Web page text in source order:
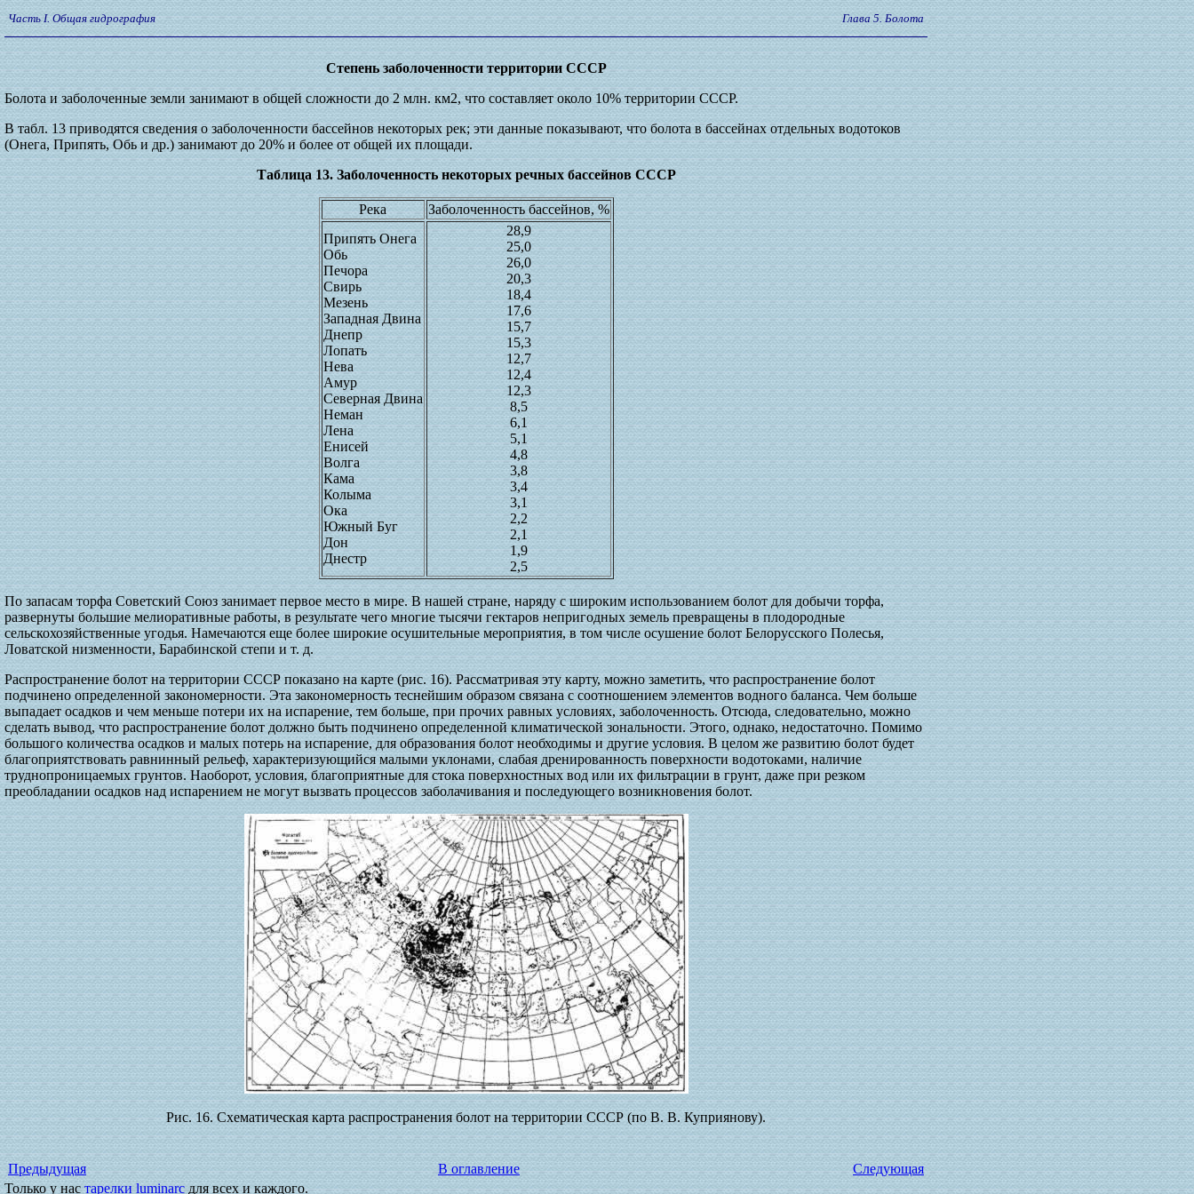
Часть I. Общая гидрография Глава 5. Болота
Степень заболоченности территории СССР
Болота и заболоченные земли занимают в общей сложности до 2 млн. км2, что составляет около 10% территории СССР.
В табл. 13 приводятся сведения о заболоченности бассейнов некоторых рек; эти данные показывают, что болота в бассейнах отдельных водотоков
(Онега, Припять, Обь и др.) занимают до 20% и более от общей их площади.
Таблица 13. Заболоченность некоторых речных бассейнов СССР
Река
Заболоченность бассейнов, %
Припять Онега
Обь
Печора
Свирь
Мезень
Западная Двина
Днепр
Лопать
Нева
Амур
Северная Двина
Неман
Лена
Енисей
Волга
Кама
Колыма
Ока
Южный Буг
Дон
Днестр
28,9
25,0
26,0
20,3
18,4
17,6
15,7
15,3
12,7
12,4
12,3
8,5
6,1
5,1
4,8
3,8
3,4
3,1
2,2
2,1
1,9
2,5
По запасам торфа Советский Союз занимает первое место в мире. В нашей стране, наряду с широким использованием болот для добычи торфа,
развернуты большие мелиоративные работы, в результате чего многие тысячи гектаров непригодных земель превращены в плодородные
сельскохозяйственные угодья. Намечаются еще более широкие осушительные мероприятия, в том числе осушение болот Белорусского Полесья,
Ловатской низменности, Барабинской степи и т. д.
Распространение болот на территории СССР показано на карте (рис. 16). Рассматривая эту карту, можно заметить, что распространение болот
подчинено определенной закономерности. Эта закономерность теснейшим образом связана с соотношением элементов водного баланса. Чем больше
выпадает осадков и чем меньше потери их на испарение, тем больше, при прочих равных условиях, заболоченность. Отсюда, следовательно, можно
сделать вывод, что распространение болот должно быть подчинено определенной климатической зональности. Этого, однако, недостаточно. Помимо
большого количества осадков и малых потерь на испарение, для образования болот необходимы и другие условия. В целом же развитию болот будет
благоприятствовать равнинный рельеф, характеризующийся малыми уклонами, слабая дренированность поверхности водотоками, наличие
труднопроницаемых грунтов. Наоборот, условия, благоприятные для стока поверхностных вод или их фильтрации в грунт, даже при резком
преобладании осадков над испарением не могут вызвать процессов заболачивания и последующего возникновения болот.
Рис. 16. Схематическая карта распространения болот на территории СССР (по В. В. Куприянову).
Предыдущая В оглавление
Следующая
Только у нас тарелки luminarc для всех и каждого.